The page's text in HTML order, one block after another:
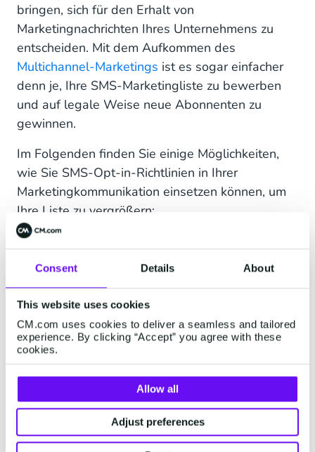
Consent Details About
This website uses cookies
CM.com uses cookies to deliver a seamless and tailored
experience. By clicking “Accept” you agree with these
cookies.
Allow all
Adjust preferences
bringen, sich für den Erhalt von
Marketingnachrichten Ihres Unternehmens zu
entscheiden. Mit dem Aufkommen des
Multichannel-Marketings ist es sogar einfacher
denn je, Ihre SMS-Marketingliste zu bewerben
und auf legale Weise neue Abonnenten zu
gewinnen.
Im Folgenden finden Sie einige Möglichkeiten,
wie Sie SMS-Opt-in-Richtlinien in Ihrer
Marketingkommunikation einsetzen können, um
Ihre Liste zu vergrößern:
1. Website Popups
Da es eine der ersten Nachrichten ist, die eine
Person sieht, wenn sie Ihre Website besucht, ist
ein Website-Popup ein einfacher und effektiver
Weg, um Informationen über Ihre SMS-
Marketingliste weiterzugeben. Sie können einen
Call-to-Action verwenden, um Besucher
aufzufordern, sich in nur einem Schritt für SMS,
E-Mail-Newsletter oder beides zu registrieren.
2. SMS Keywords